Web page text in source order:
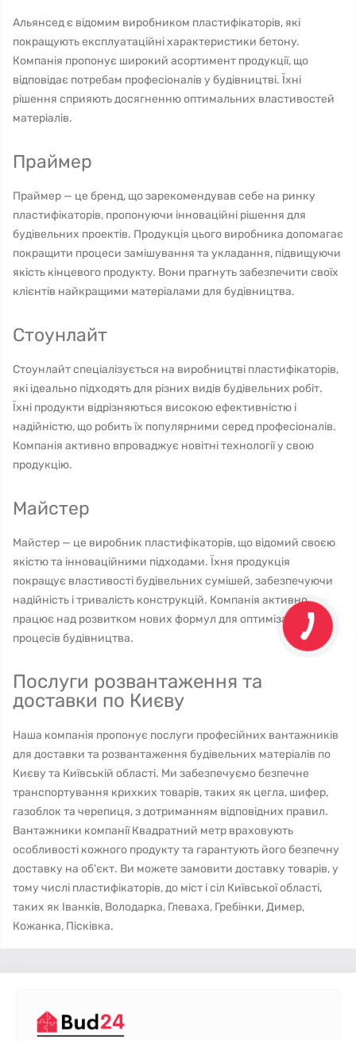
Альянсед є відомим виробником пластифікаторів, які
покращують експлуатаційні характеристики бетону.
Компанія пропонує широкий асортимент продукції, що
відповідає потребам професіоналів у будівництві. Їхні
рішення сприяють досягненню оптимальних властивостей
матеріалів.
Праймер
Праймер — це бренд, що зарекомендував себе на ринку
пластифікаторів, пропонуючи інноваційні рішення для
будівельних проектів. Продукція цього виробника допомагає
покращити процеси замішування та укладання, підвищуючи
якість кінцевого продукту. Вони прагнуть забезпечити своїх
клієнтів найкращими матеріалами для будівництва.
Стоунлайт
Стоунлайт спеціалізується на виробництві пластифікаторів,
які ідеально підходять для різних видів будівельних робіт.
Їхні продукти відрізняються високою ефективністю і
надійністю, що робить їх популярними серед професіоналів.
Компанія активно впроваджує новітні технології у свою
продукцію.
Майстер
Майстер — це виробник пластифікаторів, що відомий своєю
якістю та інноваційними підходами. Їхня продукція
покращує властивості будівельних сумішей, забезпечуючи
надійність і тривалість конструкцій. Компанія активно
працює над розвитком нових формул для оптимізації
процесів будівництва.
Послуги розвантаження та
доставки по Києву
Наша компанія пропонує послуги професійних вантажників
для доставки та розвантаження будівельних матеріалів по
Києву та Київській області. Ми забезпечуємо безпечне
транспортування крихких товарів, таких як цегла, шифер,
газоблок та черепиця, з дотриманням відповідних правил.
Вантажники компанії Квадратний метр враховують
особливості кожного продукту та гарантують його безпечну
доставку на об'єкт. Ви можете замовити доставку товарів, у
тому числі пластифікаторів, до міст і сіл Київської області,
таких як Іванків, Володарка, Глеваха, Гребінки, Димер,
Кожанка, Пісківка.